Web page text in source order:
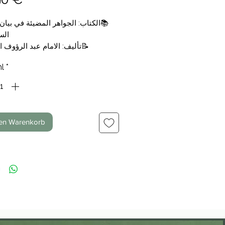
📚الكتاب: الجواهر المضيئة في
📝تأليف: الامام عبد الرؤوف
🗞الناشر: الهيئة
💰السعر: 11,90 €
*
Warenkorb